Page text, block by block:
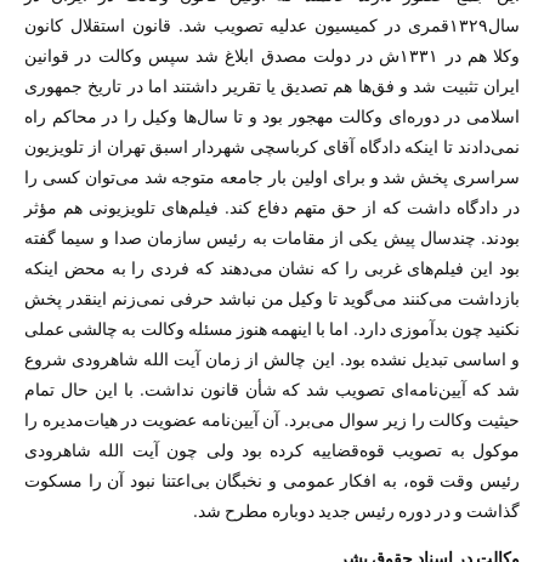
سال۱۳۲۹قمری در کمیسیون عدلیه تصویب شد. قانون استقلال کانون
وکلا هم در ۱۳۳۱ش در دولت مصدق ابلاغ شد سپس وکالت در قوانین
ایران تثبیت شد و فق‌ها هم تصدیق یا تقریر داشتند اما در تاریخ جمهوری
اسلامی در دوره‌ای وکالت مهجور بود و تا سال‌ها وکیل را در محاکم راه
نمی‌دادند تا اینکه دادگاه آقای کرباسچی شهردار اسبق تهران از تلویزیون
سراسری پخش شد و برای اولین بار جامعه متوجه شد می‌توان کسی را
در دادگاه داشت که از حق متهم دفاع کند. فیلم‌های تلویزیونی هم مؤثر
بودند. چندسال پیش یکی از مقامات به رئیس سازمان صدا و سیما گفته
بود این فیلم‌های غربی را که نشان می‌دهند که فردی را به محض اینکه
بازداشت می‌کنند می‌گوید تا وکیل من نباشد حرفی نمی‌زنم اینقدر پخش
نکنید چون بدآموزی دارد. اما با اینهمه هنوز مسئله وکالت به چالشی عملی
و اساسی تبدیل نشده بود. این چالش از زمان آیت الله شاهرودی شروع
شد که آیین‌نامه‌ای تصویب شد که شأن قانون نداشت. با این حال تمام
حیثیت وکالت را زیر سوال می‌برد. آن آیین‌نامه عضویت در هیات‌مدیره را
موکول به تصویب قوه‌قضاییه کرده بود ولی چون آیت الله شاهرودی
رئیس وقت قوه، به افکار عمومی و نخبگان بی‌اعتنا نبود آن را مسکوت
گذاشت و در دوره رئیس جدید دوباره مطرح شد.
وکالت در اسناد حقوق بشر